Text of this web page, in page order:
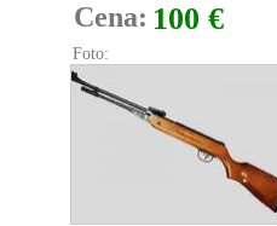
Cena: 100 €
Foto: